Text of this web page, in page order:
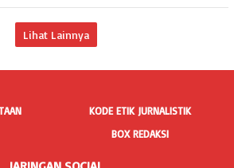
Lihat Lainnya
KODE ETIK JURNALISTIK
BOX REDAKSI